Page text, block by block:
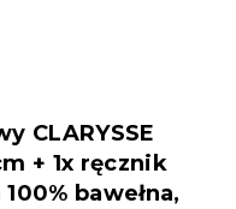
CLARYSSE
+ 1x ręcznik
100% bawełna,